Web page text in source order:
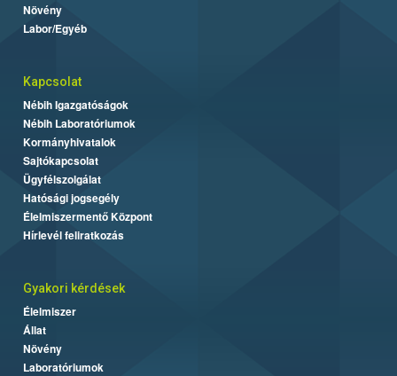
Növény
Labor/Egyéb
Kapcsolat
Nébih Igazgatóságok
Nébih Laboratóriumok
Kormányhivatalok
Sajtókapcsolat
Ügyfélszolgálat
Hatósági jogsegély
Élelmiszermentő Központ
Hírlevél feliratkozás
Gyakori kérdések
Élelmiszer
Állat
Növény
Laboratóriumok